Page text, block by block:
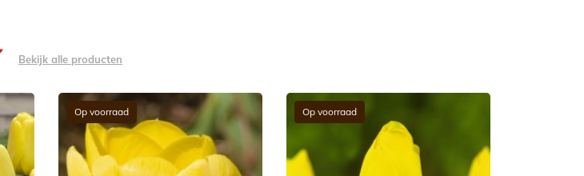
Bekijk alle producten
Op voorraad Op voorraad